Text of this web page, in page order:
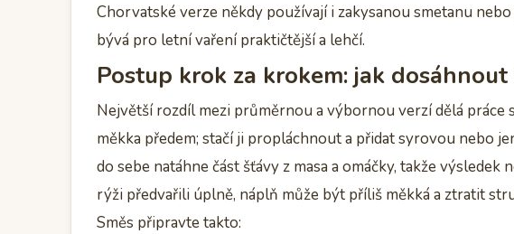
Chorvatské verze někdy používají i zakysanou smetanu
bývá pro letní vaření praktičtější a lehčí.
Postup krok za krokem: jak
Největší rozdíl mezi průměrnou a výbornou verzí dělá práce
měkka předem; stačí ji propláchnout a přidat syrovou nebo
do sebe natáhne část šťávy z masa a omáčky, takže výsledek
rýži předvařili úplně, náplň může být příliš měkká a ztratit
Směs připravte takto: